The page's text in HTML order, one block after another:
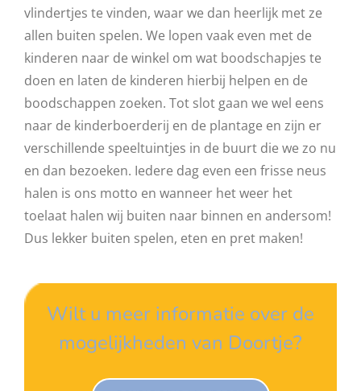
vlindertjes te vinden, waar we dan heerlijk met ze
allen buiten spelen. We lopen vaak even met de
kinderen naar de winkel om wat boodschapjes te
doen en laten de kinderen hierbij helpen en de
boodschappen zoeken. Tot slot gaan we wel eens
naar de kinderboerderij en de plantage en zijn er
verschillende speeltuintjes in de buurt die we zo nu
en dan bezoeken. Iedere dag even een frisse neus
halen is ons motto en wanneer het weer het
toelaat halen wij buiten naar binnen en andersom!
Dus lekker buiten spelen, eten en pret maken!
Wilt u meer informatie over de
mogelijkheden van Doortje?